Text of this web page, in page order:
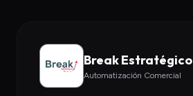
Break Estratégico
Automatización Comercial